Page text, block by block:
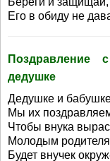
Его в обиду не
Поздравление
дедушке
Дедушке и бабушке
Мы их
Чтобы внука
Молодым
Будет внучек